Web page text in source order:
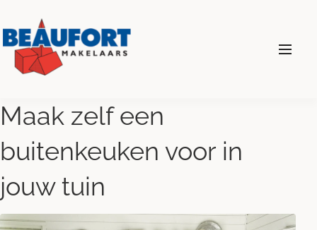
Diensten
Maak zelf een
buitenkeuken voor in
jouw tuin